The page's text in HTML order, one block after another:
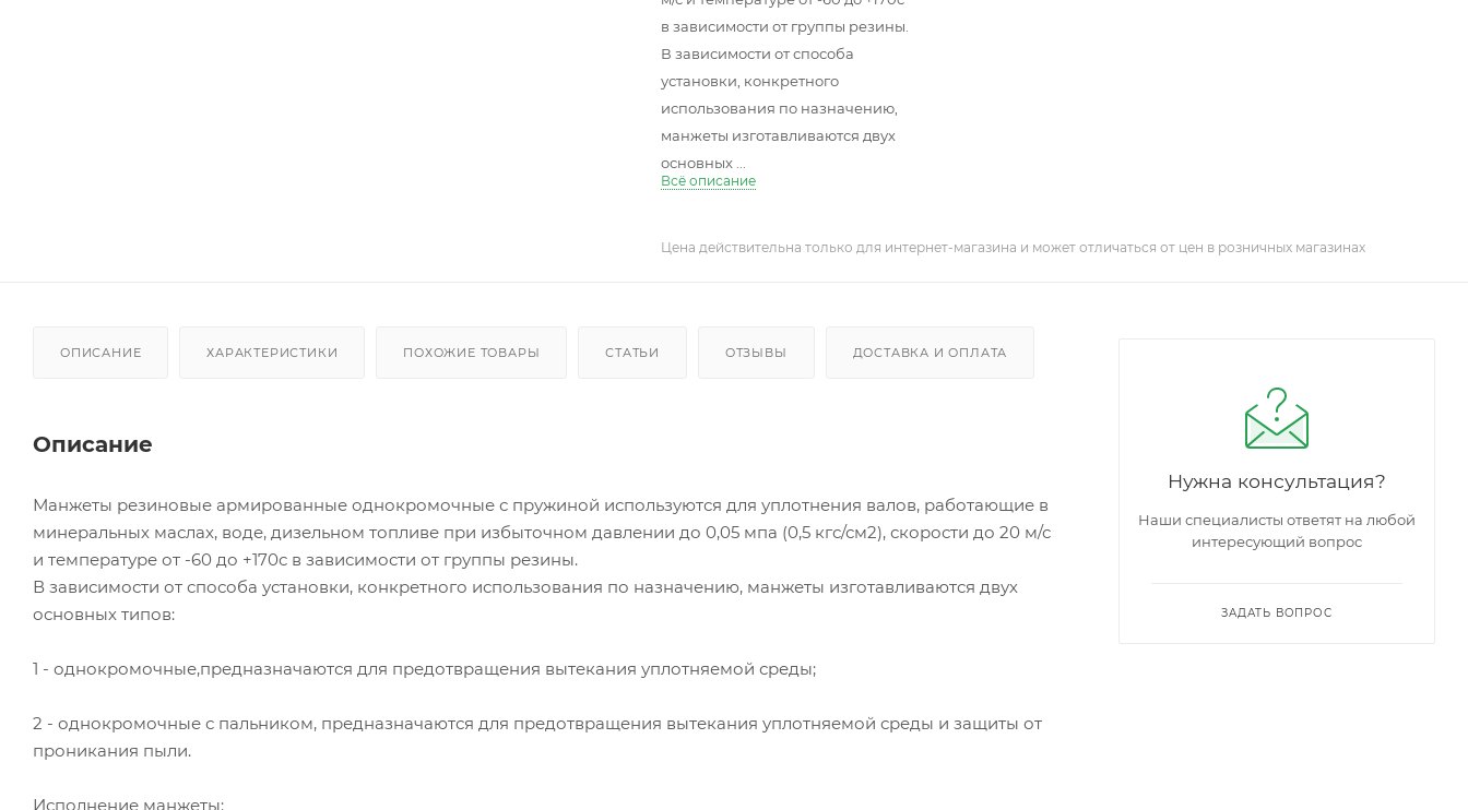
в зависимости от группы резины.
В зависимости от способа
установки, конкретного
использования по назначению,
манжеты изготавливаются двух
основных ...
Всё описание
Цена действительна только для интернет-магазина и может отличаться от цен в розничных магазинах
ОПИСАНИЕ ХАРАКТЕРИСТИКИ ПОХОЖИЕ ТОВАРЫ СТАТЬИ ОТЗЫВЫ ДОСТАВКА И ОПЛАТА
Описание
Манжеты резиновые армированные однокромочные с пружиной используются для уплотнения валов, работающие в
минеральных маслах, воде, дизельном топливе при избыточном давлении до 0,05 мпа (0,5 кгс/см2), скорости до 20 м/с
и температуре от -60 до +170с в зависимости от группы резины.
В зависимости от способа установки, конкретного использования по назначению, манжеты изготавливаются двух
основных типов:
1 - однокромочные,предназначаются для предотвращения вытекания уплотняемой среды;
2 - однокромочные с пальником, предназначаются для предотвращения вытекания уплотняемой среды и защиты от
проникания пыли.
Исполнение манжеты:
Нужна консультация?
Наши специалисты ответят на любой
интересующий вопрос
ЗАДАТЬ ВОПРОС